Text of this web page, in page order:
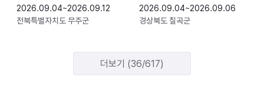
2026.09.04~2026.09.12
전북특별자치도 무주군
2026.09.04~2026.09.06
경상북도 칠곡군
더보기 (36/617)